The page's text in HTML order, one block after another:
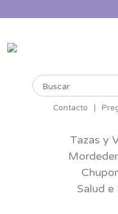
Buscar
Contacto
Tazas y
Salud e